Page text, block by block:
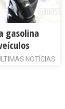
gasolina
NOTÍCIAS